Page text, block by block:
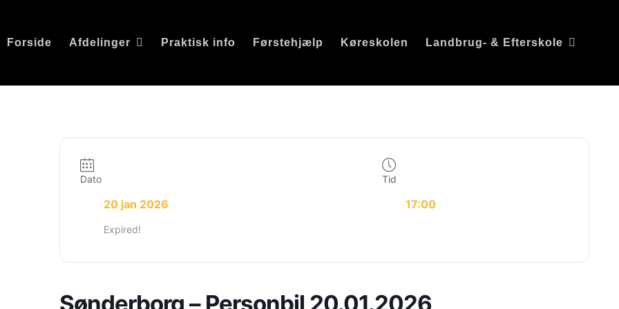
Forside Afdelinger Praktisk info Førstehjælp Køreskolen Landbrug- & Efterskole
Dato
20 jan 2026
Expired!
Tid
17:00
Sønderborg – Personbil 20.01.2026